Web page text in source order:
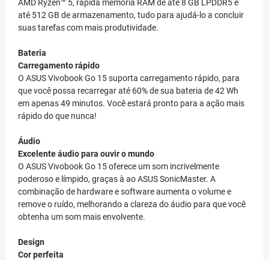
AMD Ryzen™ 5, rápida memória RAM de até 8 GB LPDDR5 e
até 512 GB de armazenamento, tudo para ajudá-lo a concluir
suas tarefas com mais produtividade.
Bateria
Carregamento rápido
O ASUS Vivobook Go 15 suporta carregamento rápido, para
que você possa recarregar até 60% de sua bateria de 42 Wh
em apenas 49 minutos. Você estará pronto para a ação mais
rápido do que nunca!
Áudio
Excelente áudio para ouvir o mundo
O ASUS Vivobook Go 15 oferece um som incrivelmente
poderoso e límpido, graças à ao ASUS SonicMaster. A
combinação de hardware e software aumenta o volume e
remove o ruído, melhorando a clareza do áudio para que você
obtenha um som mais envolvente.
Design
Cor perfeita